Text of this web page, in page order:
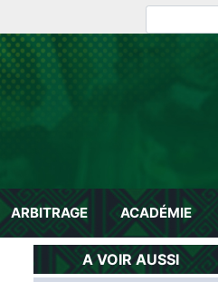
ARBITRAGE ACADÉMIE
A VOIR AUSSI